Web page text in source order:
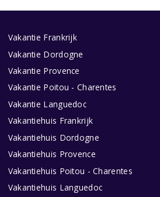
Vakantie Frankrijk
Vakantie Dordogne
Vakantie Provence
Vakantie Poitou - Charentes
Vakantie Languedoc
Vakantiehuis Frankrijk
Vakantiehuis Dordogne
Vakantiehuis Provence
Vakantiehuis Poitou - Charentes
Vakantiehuis Languedoc